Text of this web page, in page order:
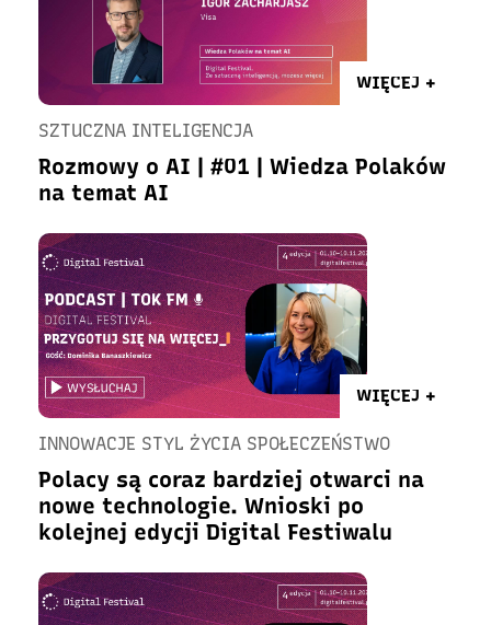
WIĘCEJ +
SZTUCZNA INTELIGENCJA
Rozmowy o AI | #01 | Wiedza Polaków
na temat AI
WIĘCEJ +
INNOWACJE STYL ŻYCIA SPOŁECZEŃSTWO
Polacy są coraz bardziej otwarci na
nowe technologie. Wnioski po
kolejnej edycji Digital Festiwalu